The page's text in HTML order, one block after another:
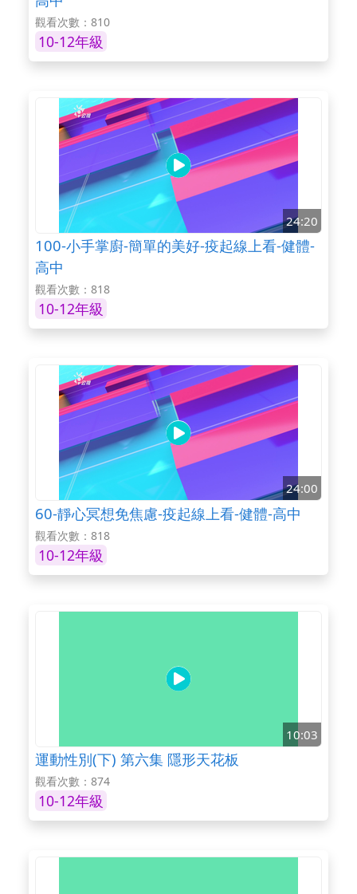
觀看次數：810
10-12年級
24:20
100-小手掌廚-簡單的美好-疫起線上看-健體-
高中
觀看次數：818
10-12年級
24:00
60-靜心冥想免焦慮-疫起線上看-健體-高中
觀看次數：818
10-12年級
10:03
運動性別(下) 第六集 隱形天花板
觀看次數：874
10-12年級